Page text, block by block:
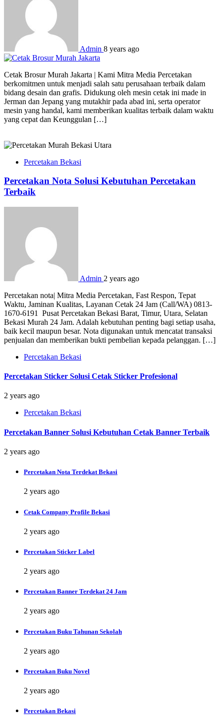
Admin 8 years ago
Cetak Brosur Murah Jakarta | Kami Mitra Media Percetakan
berkomitmen untuk menjadi salah satu perusahaan terbaik dalam
bidang desain dan grafis. Didukung oleh mesin cetak ini made in
Jerman dan Jepang yang mutakhir pada abad ini, serta operator
mesin yang handal, kami memberikan kualitas terbaik dalam waktu
yang cepat dan Keunggulan […]
Percetakan Bekasi
Percetakan Nota Solusi Kebutuhan Percetakan
Terbaik
Admin 2 years ago
Percetakan nota| Mitra Media Percetakan, Fast Respon, Tepat
Waktu, Jaminan Kualitas, Layanan Cetak 24 Jam (Call/WA) 0813-
1670-6191 Pusat Percetakan Bekasi Barat, Timur, Utara, Selatan
Bekasi Murah 24 Jam. Adalah kebutuhan penting bagi setiap usaha,
baik kecil maupun besar. Nota digunakan untuk mencatat transaksi
penjualan dan memberikan bukti pembelian kepada pelanggan. […]
Percetakan Bekasi
Percetakan Sticker Solusi Cetak Sticker Profesional
2 years ago
Percetakan Bekasi
Percetakan Banner Solusi Kebutuhan Cetak Banner Terbaik
2 years ago
Percetakan Nota Terdekat Bekasi
2 years ago
Cetak Company Profile Bekasi
2 years ago
Percetakan Sticker Label
2 years ago
Percetakan Banner Terdekat 24 Jam
2 years ago
Percetakan Buku Tahunan Sekolah
2 years ago
Percetakan Buku Novel
2 years ago
Percetakan Bekasi